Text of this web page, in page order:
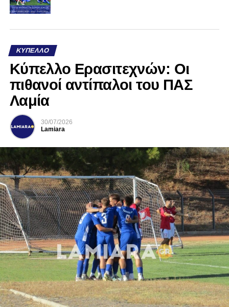
ΚΎΠΕΛΛΟ
Κύπελλο Ερασιτεχνών: Οι
πιθανοί αντίπαλοι του ΠΑΣ
Λαμία
30/07/2026
Lamiara